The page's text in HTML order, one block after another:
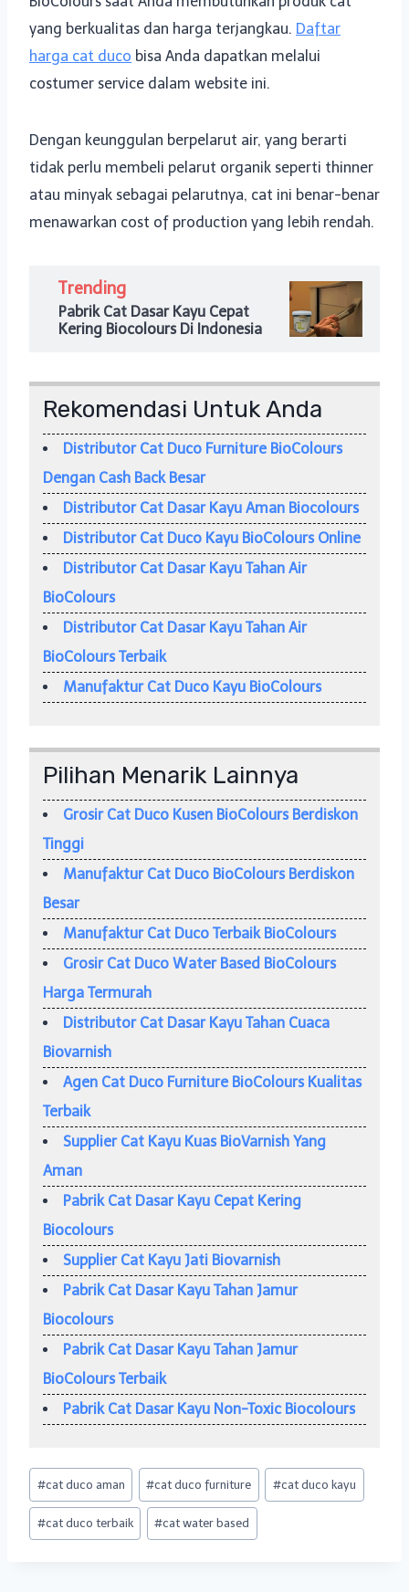
yang berkualitas dan harga terjangkau. Daftar
harga cat duco bisa Anda dapatkan melalui
costumer service dalam website ini.
Dengan keunggulan berpelarut air, yang berarti
tidak perlu membeli pelarut organik seperti thinner
atau minyak sebagai pelarutnya, cat ini benar-benar
menawarkan cost of production yang lebih rendah.
Trending
Pabrik Cat Dasar Kayu Cepat
Kering Biocolours Di Indonesia
Rekomendasi Untuk Anda
Distributor Cat Duco Furniture BioColours
Dengan Cash Back Besar
Distributor Cat Dasar Kayu Aman Biocolours
Distributor Cat Duco Kayu BioColours Online
Distributor Cat Dasar Kayu Tahan Air
BioColours
Distributor Cat Dasar Kayu Tahan Air
BioColours Terbaik
Manufaktur Cat Duco Kayu BioColours
Pilihan Menarik Lainnya
Grosir Cat Duco Kusen BioColours Berdiskon
Tinggi
Manufaktur Cat Duco BioColours Berdiskon
Besar
Manufaktur Cat Duco Terbaik BioColours
Grosir Cat Duco Water Based BioColours
Harga Termurah
Distributor Cat Dasar Kayu Tahan Cuaca
Biovarnish
Agen Cat Duco Furniture BioColours Kualitas
Terbaik
Supplier Cat Kayu Kuas BioVarnish Yang
Aman
Pabrik Cat Dasar Kayu Cepat Kering
Biocolours
Supplier Cat Kayu Jati Biovarnish
Pabrik Cat Dasar Kayu Tahan Jamur
Biocolours
Pabrik Cat Dasar Kayu Tahan Jamur
BioColours Terbaik
Pabrik Cat Dasar Kayu Non-Toxic Biocolours
Post
Tags:
#cat duco aman #cat duco furniture #cat duco kayu
#cat duco terbaik #cat water based